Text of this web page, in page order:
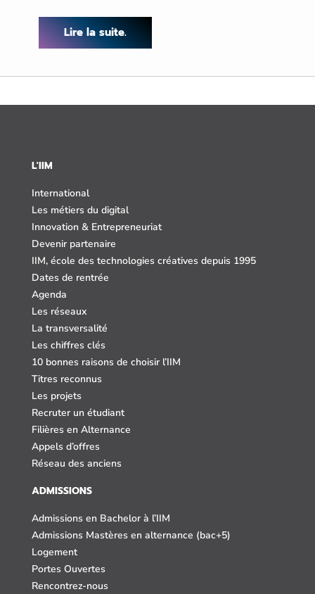
Lire la suite.
L'IIM
International
Les métiers du digital
Innovation & Entrepreneuriat
Devenir partenaire
IIM, école des technologies créatives depuis 1995
Dates de rentrée
Agenda
Les réseaux
La transversalité
Les chiffres clés
10 bonnes raisons de choisir l’IIM
Titres reconnus
Les projets
Recruter un étudiant
Filières en Alternance
Appels d’offres
Réseau des anciens
ADMISSIONS
Admissions en Bachelor à l’IIM
Admissions Mastères en alternance (bac+5)
Logement
Portes Ouvertes
Rencontrez-nous